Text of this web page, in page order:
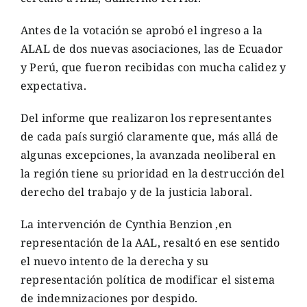
Antes de la votación se aprobó el ingreso a la
ALAL de dos nuevas asociaciones, las de Ecuador
y Perú, que fueron recibidas con mucha calidez y
expectativa.
Del informe que realizaron los representantes
de cada país surgió claramente que, más allá de
algunas excepciones, la avanzada neoliberal en
la región tiene su prioridad en la destrucción del
derecho del trabajo y de la justicia laboral.
La intervención de Cynthia Benzion ,en
representación de la AAL, resaltó en ese sentido
el nuevo intento de la derecha y su
representación política de modificar el sistema
de indemnizaciones por despido.